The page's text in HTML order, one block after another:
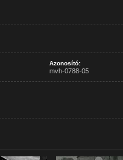
Azonosító:
mvh-0788-05